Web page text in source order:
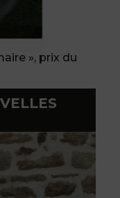
», prix du